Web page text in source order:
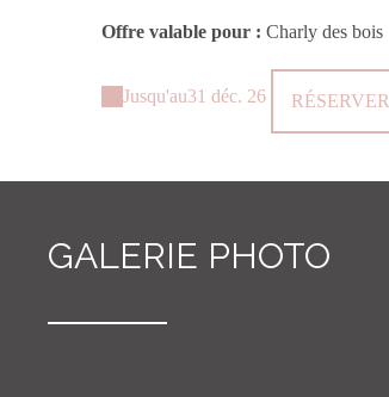
Offre valable pour : Charly des bois
Jusqu'au31 déc. 26 RÉSERVER
GALERIE PHOTO